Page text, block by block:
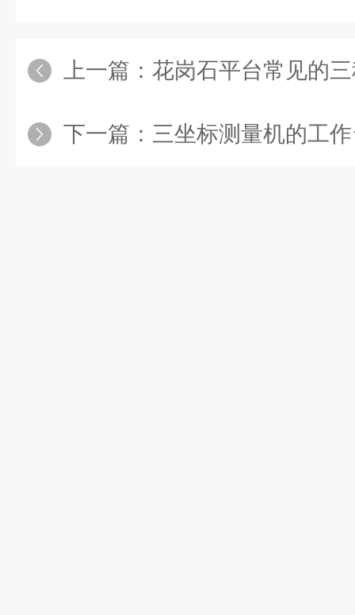
上一篇： 花岗石平台常见的
下一篇： 三坐标测量机的工作